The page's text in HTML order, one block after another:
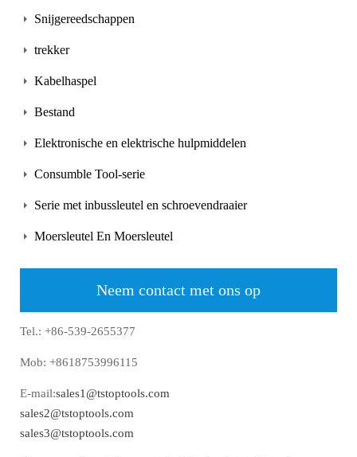
Snijgereedschappen
trekker
Kabelhaspel
Bestand
Elektronische en elektrische hulpmiddelen
Consumble Tool-serie
Serie met inbussleutel en schroevendraaier
Moersleutel En Moersleutel
Neem contact met ons op
Tel.: +86-539-2655377
Mob: +8618753996115
E-mail:sales1@tstoptools.com
sales2@tstoptools.com
sales3@tstoptools.com